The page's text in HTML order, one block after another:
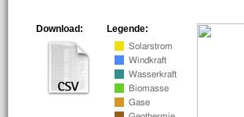
Legende:
Download: